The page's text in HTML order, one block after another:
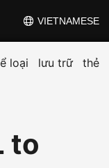
VIETNAMESE
loại lưu trữ thẻ
to